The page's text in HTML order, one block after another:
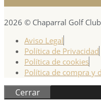
2026 © Chaparral Golf
Aviso Legal
Política de Privacidad
Política de cookies
Política de compra y
Cerrar